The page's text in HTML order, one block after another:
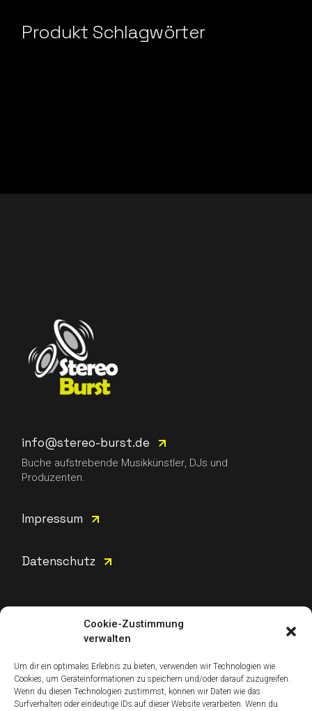
Cookie-Zustimmung
verwalten
Um dir ein optimales Erlebnis zu bieten, verwenden wir Technologien wie
Cookies, um Geräteinformationen zu speichern und/oder darauf zuzugreifen.
Wenn du diesen Technologien zustimmst, können wir Daten wie das
Surfverhalten oder eindeutige IDs auf dieser Website verarbeiten. Wenn du
Produkt Schlagwörter
info@stereo-burst.de
Buche aufstrebende Musikkünstler, DJs und
Produzenten.
Impressum
Datenschutz
Instagram